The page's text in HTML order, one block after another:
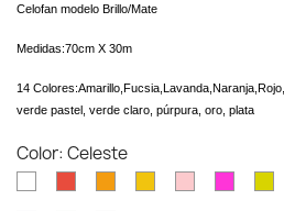
Celofan modelo Brillo/Mate
Medidas:70cm X 30m
14 Colores:Amarillo, Fucsia, Lavanda, Naranja, Rojo,
verde pastel, verde claro, púrpura, oro, plata
Color: Celeste